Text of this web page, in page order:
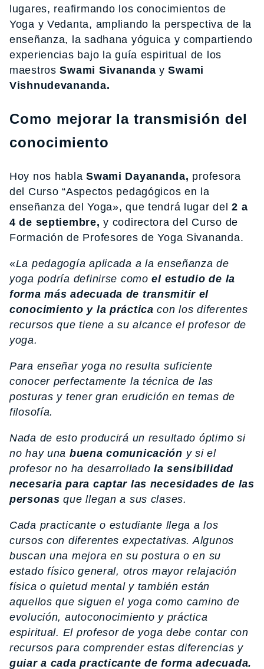
lugares, reafirmando los conocimientos de
Yoga y Vedanta, ampliando la perspectiva de la
enseñanza, la sadhana yóguica y compartiendo
experiencias bajo la guía espiritual de los
maestrosSwami Sivananda ySwami
Vishnudevananda.
Como mejorar la transmisión del
conocimiento
Hoy nos hablaSwami Dayananda, profesora
del Curso “Aspectos pedagógicos en la
enseñanza del Yoga», que tendrá lugar del2 a
4 de septiembre, y codirectora del Curso de
Formación de Profesores de Yoga Sivananda.
«La pedagogía aplicada a la enseñanza de
yoga podría definirse comoel estudio de la
forma más adecuada de transmitir el
conocimiento y la práctica con los diferentes
recursos que tiene a su alcance el profesor de
yoga.
Para enseñar yoga no resulta suficiente
conocer perfectamente la técnica de las
posturas y tener gran erudición en temas de
filosofía.
Nada de esto producirá un resultado óptimo si
no hay una buena comunicación y si el
profesor no ha desarrolladola sensibilidad
necesaria para captar las necesidades de las
personas que llegan a sus clases.
Cada practicante o estudiante llega a los
cursos con diferentes expectativas. Algunos
buscan una mejora en su postura o en su
estado físico general, otros mayor relajación
física o quietud mental y también están
aquellos que siguen el yoga como camino de
evolución, autoconocimiento y práctica
espiritual. El profesor de yoga debe contar con
recursos para comprender estas diferencias y
guiar a cada practicante de forma adecuada.